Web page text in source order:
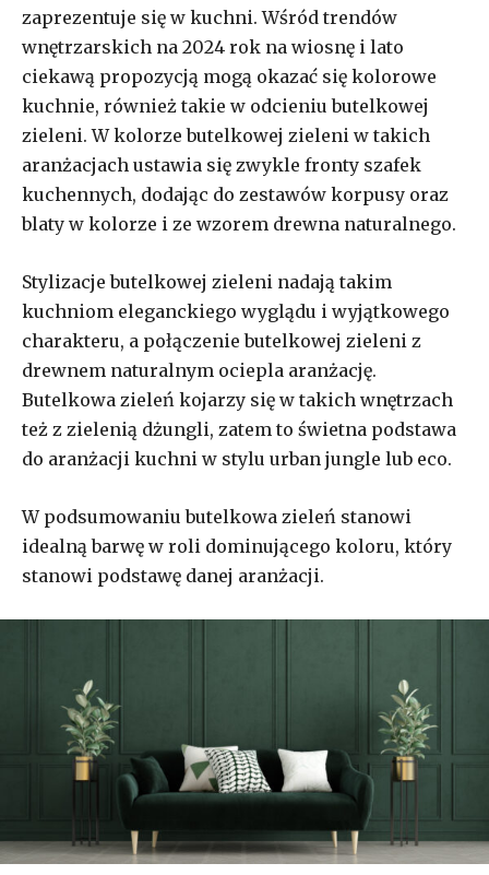
zaprezentuje się w kuchni. Wśród trendów
wnętrzarskich na 2024 rok na wiosnę i lato
ciekawą propozycją mogą okazać się kolorowe
kuchnie, również takie w odcieniu butelkowej
zieleni. W kolorze butelkowej zieleni w takich
aranżacjach ustawia się zwykle fronty szafek
kuchennych, dodając do zestawów korpusy oraz
blaty w kolorze i ze wzorem drewna naturalnego.
Stylizacje butelkowej zieleni nadają takim
kuchniom eleganckiego wyglądu i wyjątkowego
charakteru, a połączenie butelkowej zieleni z
drewnem naturalnym ociepla aranżację.
Butelkowa zieleń kojarzy się w takich wnętrzach
też z zielenią dżungli, zatem to świetna podstawa
do aranżacji kuchni w stylu urban jungle lub eco.
W podsumowaniu butelkowa zieleń stanowi
idealną barwę w roli dominującego koloru, który
stanowi podstawę danej aranżacji.